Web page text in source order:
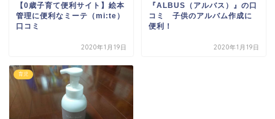
【0歳子育て便利サイト】絵本
管理に便利なミーテ（mi:te）
口コミ
2020年1月19日
『ALBUS（アルバス）』の口
コミ 子供のアルバム作成に
便利！
2020年1月19日
育児